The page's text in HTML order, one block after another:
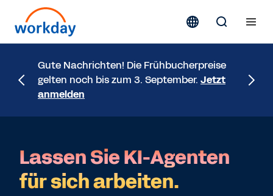
Gute Nachrichten! Die Frühbucherpreise
gelten noch bis zum 3. September. Jetzt
anmelden
mit
Lassen Sie KI-Agenten
für sich arbeiten.